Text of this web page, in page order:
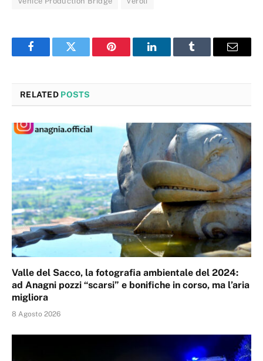
FacebookTwitter Pinterest LinkedInTumblr Email
RELATED POSTS
Valle del Sacco, la fotografia ambientale del 2024:
ad Anagni pozzi “scarsi” e bonifiche in corso, ma l’aria
migliora
8 Agosto 2026